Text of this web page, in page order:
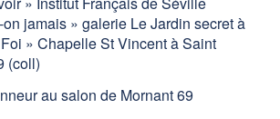
jamais » galerie Le Jardin secret à
» Chapelle St Vincent à Saint
(coll)
au salon de Mornant 69